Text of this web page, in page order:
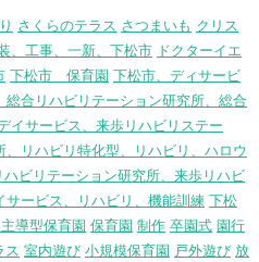
さくらのテラス さつまいも クリス
、工事、一新、下松市 ドクターイエ
下松市 保育園 下松市、ディサービ
合リハビリテーション研究所、総合
イサービス、来歩リハビリステー
リハビリ特化型、リハビリ、ハロウ
ビリテーション研究所、来歩リハビ
サービス、リハビリ、機能訓練 下松
導型保育園 保育園 制作 卒園式 園行
ス 室内遊び 小規模保育園 戸外遊び 放